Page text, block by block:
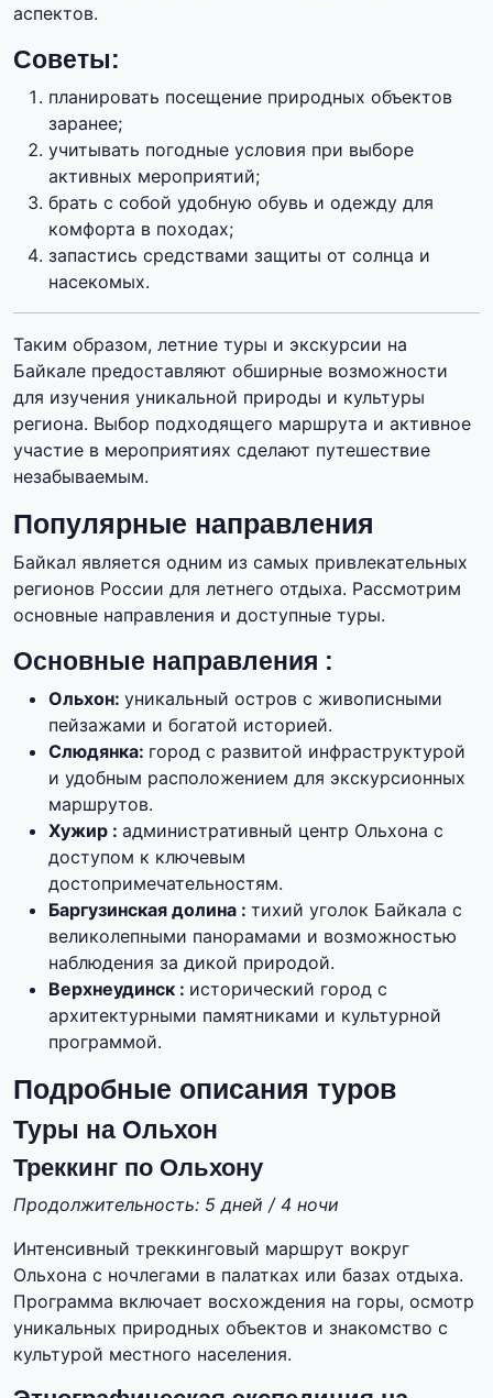
аспектов.
Советы:
планировать посещение природных объектов
заранее;
учитывать погодные условия при выборе
активных мероприятий;
брать с собой удобную обувь и одежду для
комфорта в походах;
запастись средствами защиты от солнца и
насекомых.
Таким образом, летние туры и экскурсии на
Байкале предоставляют обширные возможности
для изучения уникальной природы и культуры
региона. Выбор подходящего маршрута и активное
участие в мероприятиях сделают путешествие
незабываемым.
Популярные направления
Байкал является одним из самых привлекательных
регионов России для летнего отдыха. Рассмотрим
основные направления и доступные туры.
Основные направления :
Ольхон: уникальный остров с живописными
пейзажами и богатой историей.
Слюдянка: город с развитой инфраструктурой
и удобным расположением для экскурсионных
маршрутов.
Хужир : административный центр Ольхона с
доступом к ключевым
достопримечательностям.
Баргузинская долина : тихий уголок Байкала с
великолепными панорамами и возможностью
наблюдения за дикой природой.
Верхнеудинск : исторический город с
архитектурными памятниками и культурной
программой.
Подробные описания туров
Туры на Ольхон
Треккинг по Ольхону
Продолжительность: 5 дней / 4 ночи
Интенсивный треккинговый маршрут вокруг
Ольхона с ночлегами в палатках или базах отдыха.
Программа включает восхождения на горы, осмотр
уникальных природных объектов и знакомство с
культурой местного населения.